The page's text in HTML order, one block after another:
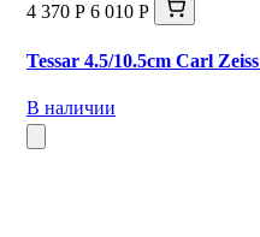
4 370 Р 6 010 Р
Tessar 4.5/10.5cm Carl
В наличии